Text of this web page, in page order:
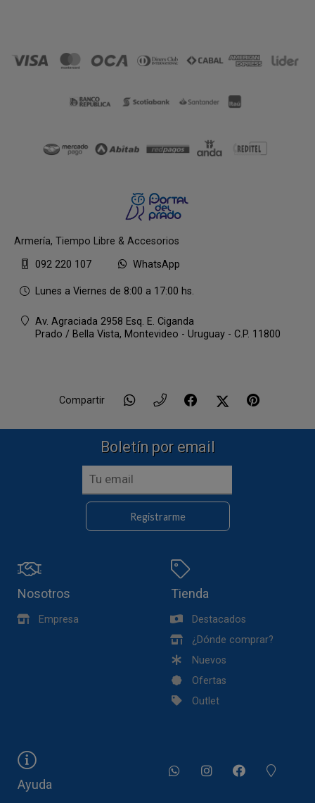
Armería, Tiempo Libre & Accesorios
092 220 107
WhatsApp
Lunes a Viernes de 8:00 a 17:00 hs.
Av. Agraciada 2958 Esq. E. Ciganda
Prado / Bella Vista, Montevideo - Uruguay - C.P. 11800
Compartir
Boletín por email
Registrarme
Nosotros
Empresa
Tienda
Destacados
¿Dónde comprar?
Nuevos
Ofertas
Outlet
Ayuda